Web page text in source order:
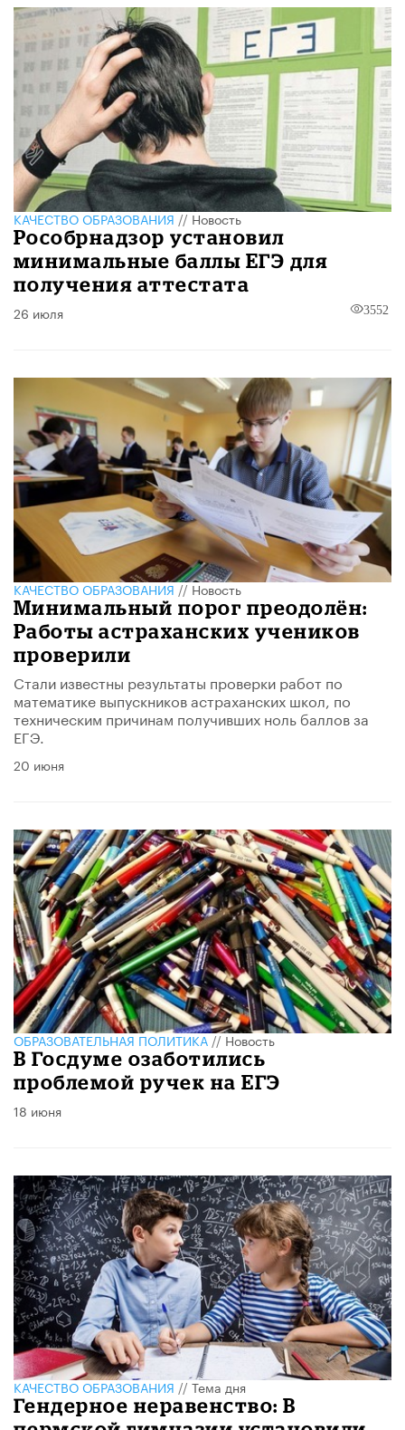
КАЧЕСТВО ОБРАЗОВАНИЯ//Новость
Рособрнадзор установил
минимальные баллы ЕГЭ для
получения аттестата
26 июля 3552
КАЧЕСТВО ОБРАЗОВАНИЯ//Новость
Минимальный порог преодолён:
Работы астраханских учеников
проверили
Стали известны результаты проверки работ по
математике выпускников астраханских школ, по
техническим причинам получивших ноль баллов за
ЕГЭ.
20 июня
ОБРАЗОВАТЕЛЬНАЯ ПОЛИТИКА//Новость
В Госдуме озаботились
проблемой ручек на ЕГЭ
18 июня
КАЧЕСТВО ОБРАЗОВАНИЯ//Тема дня
Гендерное неравенство: В